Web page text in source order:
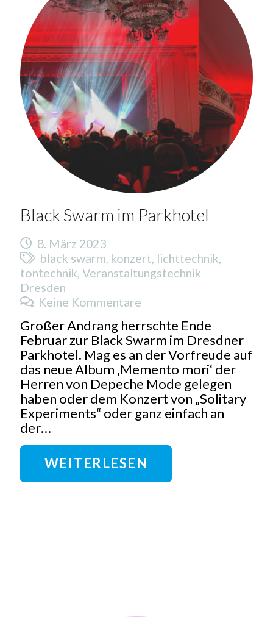
Black Swarm im Parkhotel
8. März 2023
black swarm, konzert, lichttechnik,
tontechnik, Veranstaltungstechnik
Dresden
Keine Kommentare
Großer Andrang herrschte Ende
Februar zur Black Swarm im Dresdner
Parkhotel. Mag es an der Vorfreude auf
das neue Album ‚Memento mori‘ der
Herren von Depeche Mode gelegen
haben oder dem Konzert von „Solitary
Experiments“ oder ganz einfach an
der…
WEITERLESEN